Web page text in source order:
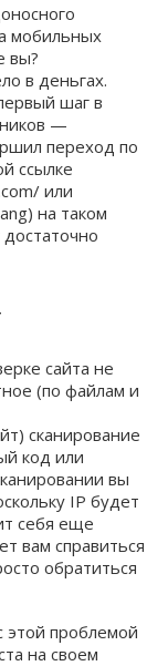
мобильных
вы?
в деньгах.
шаг в
—
переход по
ссылке
или
) на таком
сайта не
(по файлам и
сканирование
код или
вы
IP будет
себя еще
вам справиться
обратиться
этой проблемой
на своем